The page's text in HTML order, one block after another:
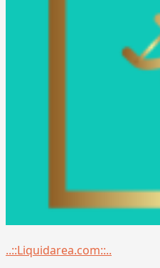
Menu
..::Liquidarea.com::..